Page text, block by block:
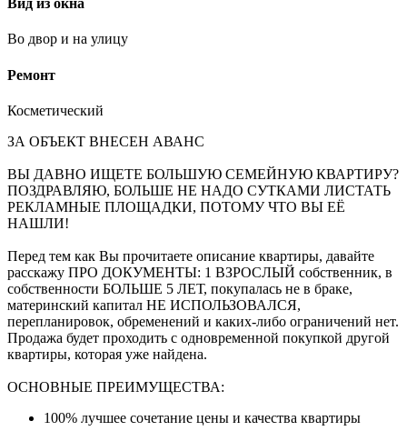
Вид из окна
Во двор и на улицу
Ремонт
Косметический
ЗА ОБЪЕКТ ВНЕСЕН АВАНС
ВЫ ДАВНО ИЩЕТЕ БОЛЬШУЮ СЕМЕЙНУЮ КВАРТИРУ?
ПОЗДРАВЛЯЮ, БОЛЬШЕ НЕ НАДО СУТКАМИ ЛИСТАТЬ
РЕКЛАМНЫЕ ПЛОЩАДКИ, ПОТОМУ ЧТО ВЫ ЕЁ
НАШЛИ!
Перед тем как Вы прочитаете описание квартиры, давайте
расскажу ПРО ДОКУМЕНТЫ: 1 ВЗРОСЛЫЙ собственник, в
собственности БОЛЬШЕ 5 ЛЕТ, покупалась не в браке,
материнский капитал НЕ ИСПОЛЬЗОВАЛСЯ,
перепланировок, обременений и каких-либо ограничений нет.
Продажа будет проходить с одновременной покупкой другой
квартиры, которая уже найдена.
ОСНОВНЫЕ ПРЕИМУЩЕСТВА:
100% лучшее сочетание цены и качества квартиры